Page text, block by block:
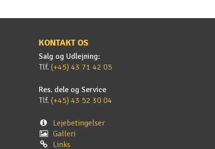
KONTAKT OS
Salg og Udlejning:
Tlf. (+45) 43 71 42 05
Res. dele og Service
Tlf. (+45) 43 52 30 04
Lejebetingelser
Galleri
Links